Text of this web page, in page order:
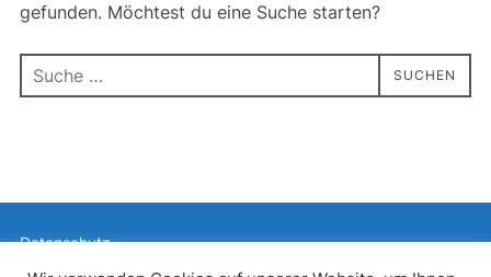
gefunden. Möchtest du eine Suche starten?
Suchen
nach:
SUCHEN
Datenschutz